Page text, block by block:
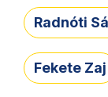
Radnóti
Fekete Zaj